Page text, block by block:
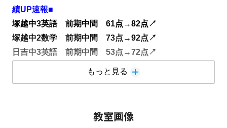
績UP速報■
塚越中3英語 前期中間 61点→82点↗
塚越中2数学 前期中間 73点→92点↗
日吉中3英語 前期中間 53点→72点↗
平間中2数学 前期中間 64点→92点↗
小学生：速読解または思考力講座 中学生：理社フォレ
もっと見る
教室画像